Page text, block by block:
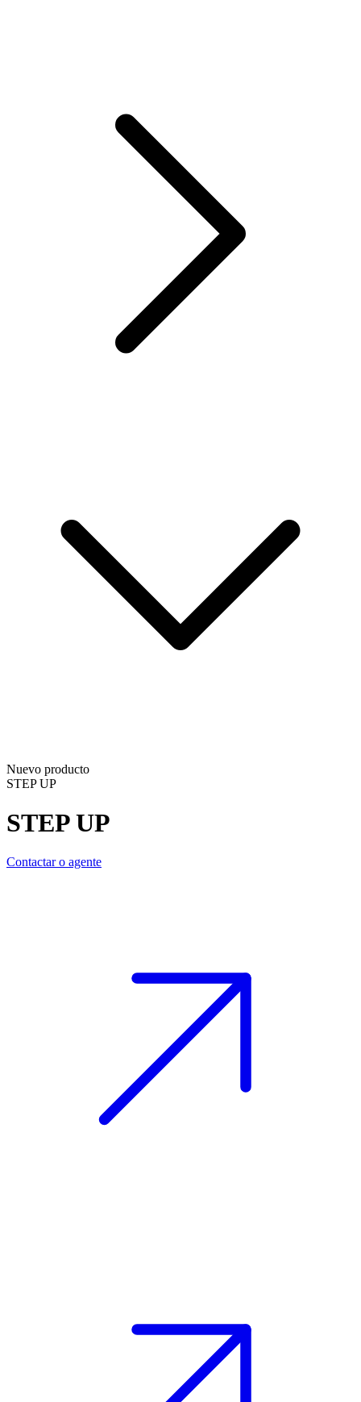
Nuevo producto
STEP UP
STEP UP
Contactar o agente